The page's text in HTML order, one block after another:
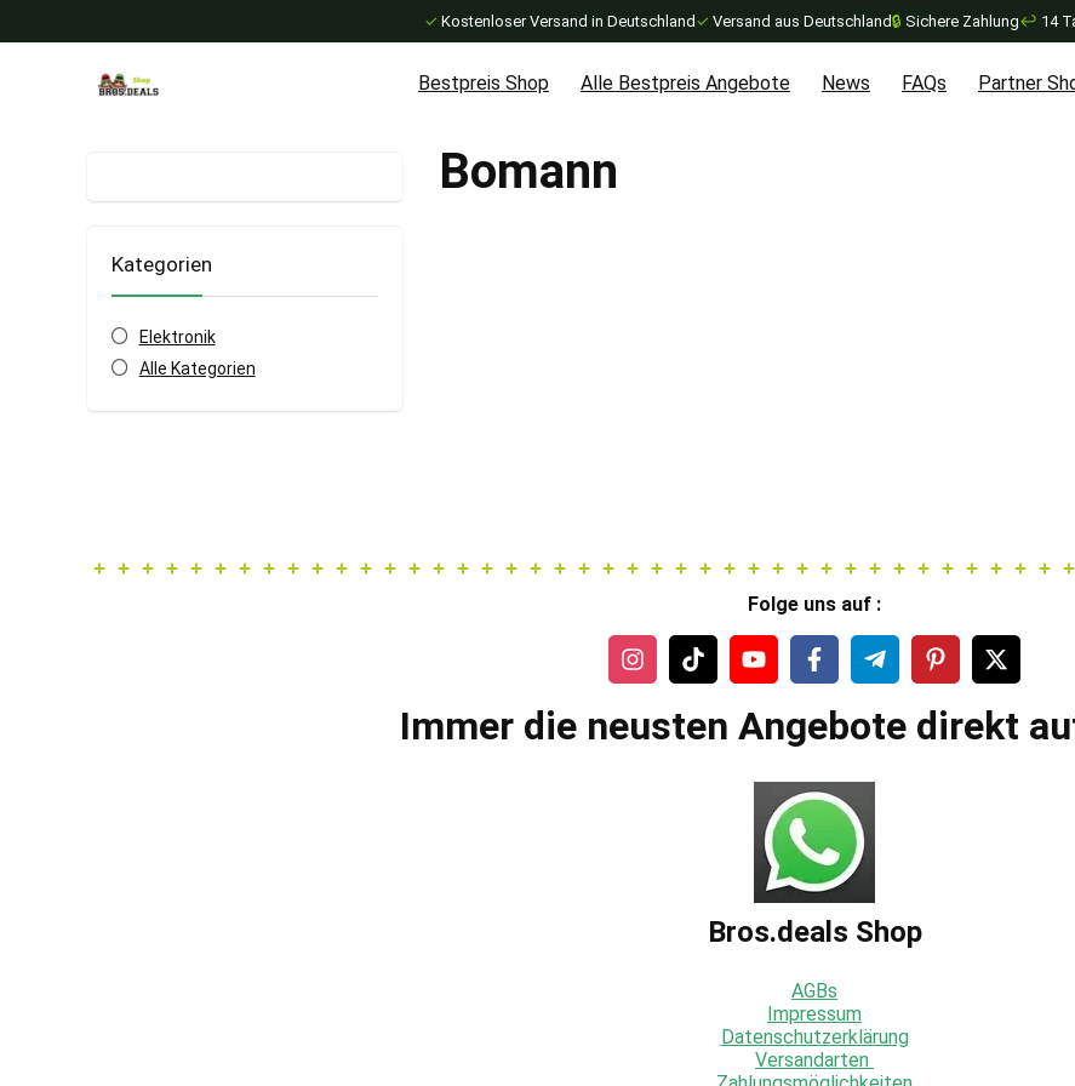
✓ Kostenloser Versand in Deutschland ✓ Versand aus Deutschland🔒 Sichere Zahlung↩ 14
Bestpreis Shop Alle Bestpreis Angebote News FAQs Partner
Bomann
Kategorien
Elektronik
Alle Kategorien
Folge uns auf :
Immer die neusten Angebote direkt
Bros.deals Shop
AGBs
Impressum
Datenschutzerklärung
Versandarten